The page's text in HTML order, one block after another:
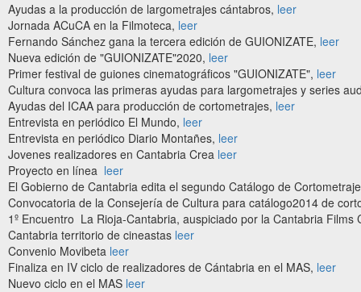
Ayudas a la producción de largometrajes cántabros, leer
Jornada ACuCA en la Filmoteca, leer
Fernando Sánchez gana la tercera edición de GUIONIZATE, leer
Nueva edición de "GUIONIZATE"2020, leer
Primer festival de guiones cinematográficos "GUIONIZATE", leer
Cultura convoca las primeras ayudas para largometrajes y series
Ayudas del ICAA para producción de cortometrajes, leer
Entrevista en periódico El Mundo, leer
Entrevista en periódico Diario Montañes, leer
Jovenes realizadores en Cantabria Crea leer
Proyecto en línea leer
El Gobierno de Cantabria edita el segundo Catálogo de
Convocatoria de la Consejería de Cultura para catálogo2014 de
1º Encuentro La Rioja-Cantabria, auspiciado por la Cantabria Films
Cantabria territorio de cineastas leer
Convenio Movibeta leer
Finaliza en IV ciclo de realizadores de Cántabria en el MAS, leer
Nuevo ciclo en el MAS leer